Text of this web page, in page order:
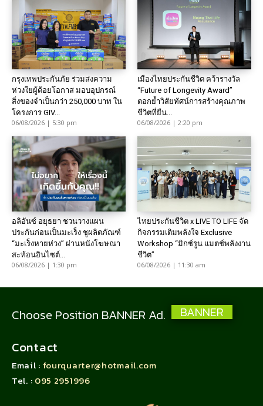
กรุงเทพประกันภัย ร่วมส่งความ
ห่วงใยผู้ด้อยโอกาส มอบอุปกรณ์
สิ่งของจำเป็นกว่า 250,000 บาท ใน
โครงการ GIV...
06/08/2026 | 5:30 pm
เมืองไทยประกันชีวิต คว้ารางวัล
“Future of Longevity Award”
ตอกย้ำวิสัยทัศน์การสร้างคุณภาพ
ชีวิตที่ยืน...
06/08/2026 | 2:20 pm
อลิอันซ์ อยุธยา ชวนวางแผน
ประกันก่อนเป็นมะเร็ง ชูผลิตภัณฑ์
“มะเร็งหายห่วง” ผ่านหนังโฆษณา
สะท้อนอินไซต์...
06/08/2026 | 1:30 pm
ไทยประกันชีวิต x LIVE TO LIFE จัด
กิจกรรมเติมพลังใจ Exclusive
Workshop “มิกซ์รูน แมตช์พลังงาน
ชีวิต”
06/08/2026 | 11:30 am
Choose Position BANNER Ad. BANNER
Contact
Email : fourquarter@hotmail.com
Tel. : 095 2951996